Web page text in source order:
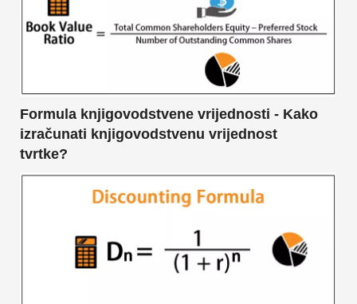
Formula knjigovodstvene vrijednosti - Kako
izračunati knjigovodstvenu vrijednost
tvrtke?